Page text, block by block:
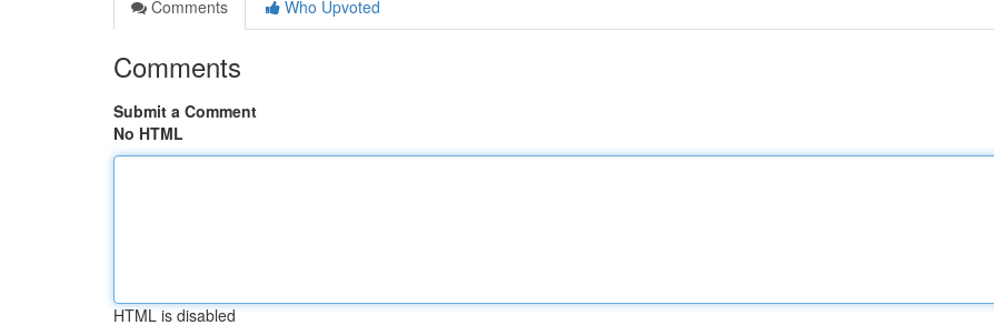
Comments
Who Upvoted
Comments
Submit a Comment
No HTML
HTML is disabled